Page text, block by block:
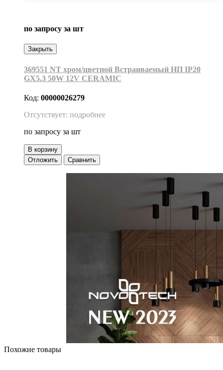
по запросу за шт
Закрыть
369551 NT хром/цветной Встраиваемый НП IP20
GX5.3 50W 12V CERAMIC
Код: 00000026279
Отсутствует: подробнее
по запросу за шт
В корзину
Отложить
Сравнить
Похожие товары